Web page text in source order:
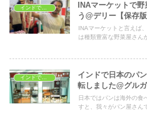
インドでショッピング
INAマーケットで
う@デリー【保存版
INAマーケットと言えば
は種類豊富な野菜屋さん
インドでショッピング
インドで日本のパ
転しました@グル
日本ではパンは海外の食
すと、我々がパン屋さん